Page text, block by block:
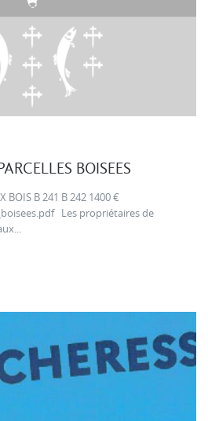
BOISEES
BOIS B 241 B 242 1400 €
Les propriétaires de